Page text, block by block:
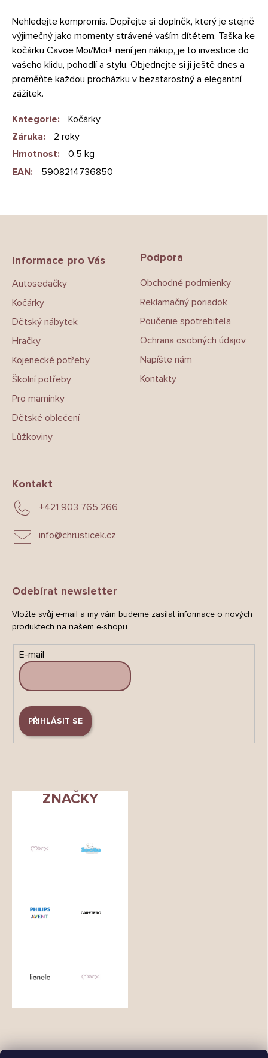
Nehledejte kompromis. Dopřejte si doplněk, který je stejně
výjimečný jako momenty strávené vaším dítětem. Taška ke
kočárku Cavoe Moi/Moi+ není jen nákup, je to investice do
vašeho klidu, pohodlí a stylu. Objednejte si ji ještě dnes a
proměňte každou procházku v bezstarostný a elegantní
zážitek.
Kategorie:
Kočárky
Záruka:
2 roky
Hmotnost:
0.5 kg
EAN: 5908214736850
Informace pro Vás
Autosedačky
Kočárky
Dětský nábytek
Hračky
Kojenecké potřeby
Školní potřeby
Pro maminky
Dětské oblečení
Lůžkoviny
Podpora
Obchodné podmienky
Reklamačný poriadok
Poučenie spotrebiteľa
Ochrana osobných údajov
Napíšte nám
Kontakty
Kontakt
info@chrusticek.cz
+421 903 765 266
Odebírat newsletter
Vložte svůj e-mail a my vám budeme zasílat informace o nových
produktech na našem e-shopu.
E-mail
PŘIHLÁSIT SE
ZNAČKY